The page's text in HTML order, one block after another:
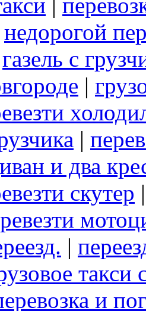
недорогой
газель с
|
|
и два
скутер
|
такси
и